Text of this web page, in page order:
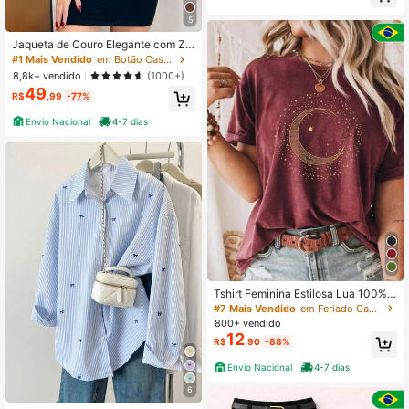
5
Jaqueta de Couro Elegante com Zíp
er e Botão
#1 Mais Vendido
em Botão Casaco casual
8,8k+ vendido
(1000+)
R$49 ,99 -77%
Envio Nacional 4-7 dias
6
Tshirt Feminina Estilosa Lua 100%
Algodão Camisetão Oversized Stre
etwear Premium
#7 Mais Vendido
em Feriado Camisetas básicas
800+ vendido
R$12 ,90 -88%
Envio Nacional 4-7 dias